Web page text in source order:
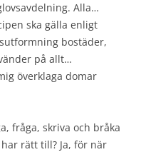
Alla…
ska gälla enligt
bostäder,
på allt…
överklaga domar
fråga, skriva och bråka
rätt till? Ja, för när